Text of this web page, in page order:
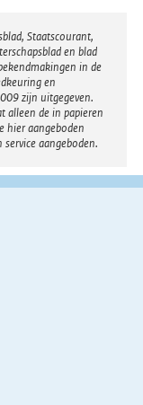
Staatscourant,
en blad
in de
en
zijn uitgegeven.
alleen de in papieren
hier aangeboden
aangeboden.